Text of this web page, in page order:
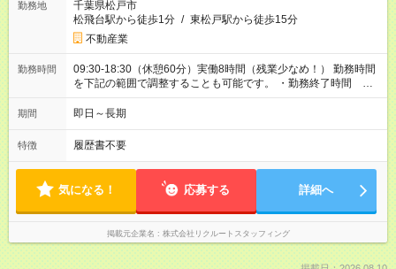
勤務地
千葉県松戸市
松飛台駅から徒歩1分 / 東松戸駅から徒歩15分
不動産業
勤務時間
09:30-18:30（休憩60分）実働8時間（残業少なめ！） 勤務時間
を下記の範囲で調整することも可能です。 ・勤務終了時間
17:30～18:30 ・実働 07:00～08:00
期間 即日～長期
特徴 履歴書不要
気になる！ 応募する 詳細へ
掲載元企業名 株式会社リクルートスタッフィング